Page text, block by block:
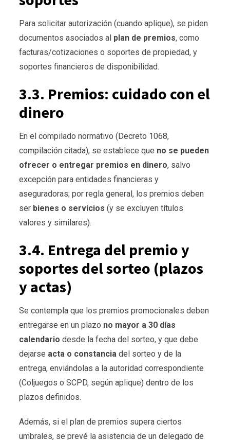
Para solicitar autorización (cuando aplique), se piden
documentos asociados al plan de premios, como
facturas/cotizaciones o soportes de propiedad, y
soportes financieros de disponibilidad.
3.3. Premios: cuidado con el
dinero
En el compilado normativo (Decreto 1068,
compilación citada), se establece que no se pueden
ofrecer o entregar premios en dinero, salvo
excepción para entidades financieras y
aseguradoras; por regla general, los premios deben
ser bienes o servicios (y se excluyen títulos
valores y similares).
3.4. Entrega del premio y
soportes del sorteo (plazos
y actas)
Se contempla que los premios promocionales deben
entregarse en un plazo no mayor a 30 días
calendario desde la fecha del sorteo, y que debe
dejarse acta o constancia del sorteo y de la
entrega, enviándolas a la autoridad correspondiente
(Coljuegos o SCPD, según aplique) dentro de los
plazos definidos.
Además, si el plan de premios supera ciertos
umbrales, se prevé la asistencia de un delegado de